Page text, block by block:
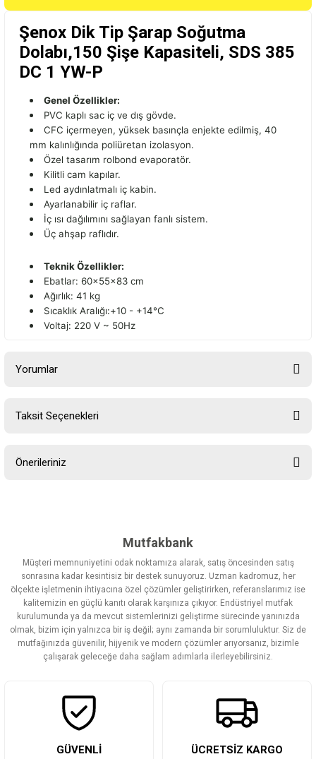
Şenox Dik Tip Şarap Soğutma
Dolabı,150 Şişe Kapasiteli, SDS 385
DC 1 YW-P
Genel Özellikler:
PVC kaplı sac iç ve dış gövde.
CFC içermeyen, yüksek basınçla enjekte edilmiş, 40
mm kalınlığında poliüretan izolasyon.
Özel tasarım rolbond evaporatör.
Kilitli cam kapılar.
Led aydınlatmalı iç kabin.
Ayarlanabilir iç raflar.
İç ısı dağılımını sağlayan fanlı sistem.
Üç ahşap raflıdır.
Teknik Özellikler:
Ebatlar: 60x55x83 cm
Ağırlık: 41 kg
Sıcaklık Aralığı:+10 - +14°C
Voltaj: 220 V ~ 50Hz
Yorumlar
Taksit Seçenekleri
Önerileriniz
Görüş ve önerileriniz için teşekkür ederiz.
Ürün resmi kalitesiz, bozuk veya görüntülenemiyor.
Ürün açıklamasında eksik bilgiler bulunuyor.
Ürün bilgilerinde hatalar bulunuyor.
Ürün fiyatı diğer sitelerden daha pahalı.
Bu ürüne benzer farklı alternatifler olmalı.
Mutfakbank
Müşteri memnuniyetini odak noktamıza alarak, satış öncesinden satış
sonrasına kadar kesintisiz bir destek sunuyoruz. Uzman kadromuz, her
ölçekte işletmenin ihtiyacına özel çözümler geliştirirken, referanslarımız ise
kalitemizin en güçlü kanıtı olarak karşınıza çıkıyor. Endüstriyel mutfak
kurulumunda ya da mevcut sistemlerinizi geliştirme sürecinde yanınızda
olmak, bizim için yalnızca bir iş değil; aynı zamanda bir sorumluluktur. Siz de
mutfağınızda güvenilir, hijyenik ve modern çözümler arıyorsanız, bizimle
çalışarak geleceğe daha sağlam adımlarla ilerleyebilirsiniz.
GÜVENLİ
ÜCRETSİZ KARGO